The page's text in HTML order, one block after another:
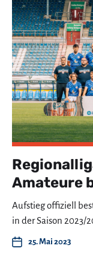
Amateure
Aufstieg offiziell
in der Saison 2023/
25. Mai 2023